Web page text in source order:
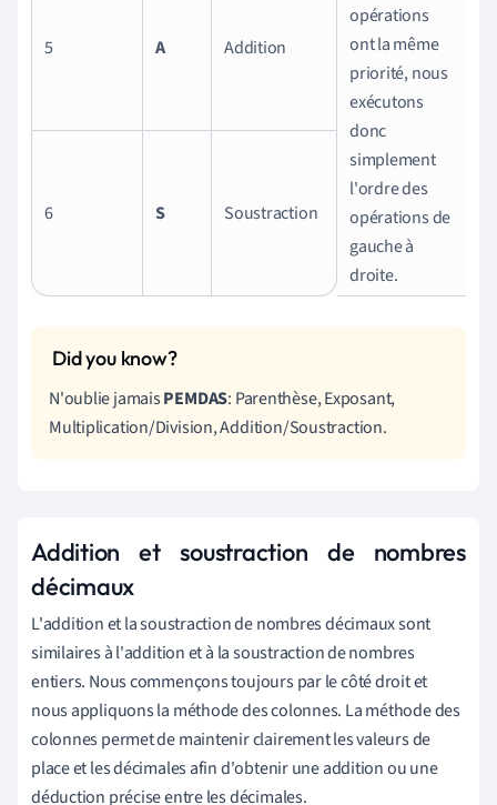
5 A Addition
opérations
ont la même
priorité, nous
exécutons
donc
simplement
l'ordre des
opérations de
gauche à
droite.
6 S Soustraction
N'oublie jamaisPEMDAS: Parenthèse, Exposant,
Multiplication/Division, Addition/Soustraction.
Addition et soustraction de nombres
décimaux
L'addition et la soustraction de nombres décimaux sont
similaires à l'addition et à la soustraction de nombres
entiers. Nous commençons toujours par le côté droit et
nous appliquons la méthode des colonnes. La méthode des
colonnes permet de maintenir clairement les valeurs de
place et les décimales afin d'obtenir une addition ou une
déduction précise entre les décimales.